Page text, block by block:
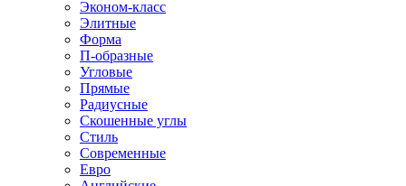
Эконом-класс
Элитные
Форма
П-образные
Угловые
Прямые
Радиусные
Скошенные углы
Стиль
Современные
Евро